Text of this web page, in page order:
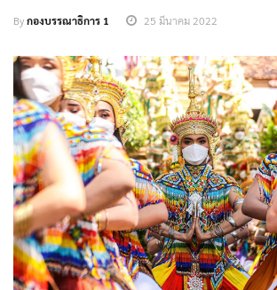
Byกองบรรณาธิการ 1 25 มีนาคม 2022